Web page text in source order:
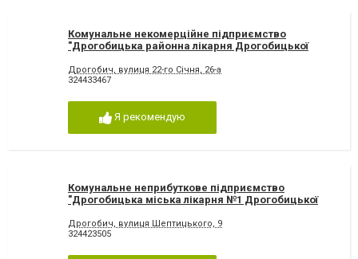
Комунальне некомерційне підприємство
"Дрогобицька районна лікарня Дрогобицької
Дрогобич, вулиця 22-го Січня, 26-а
324433467
Я рекомендую
Комунальне неприбуткове підприємство
"Дрогобицька міська лікарня №1 Дрогобицької
Дрогобич, вулиця Шептицького, 9
324423505